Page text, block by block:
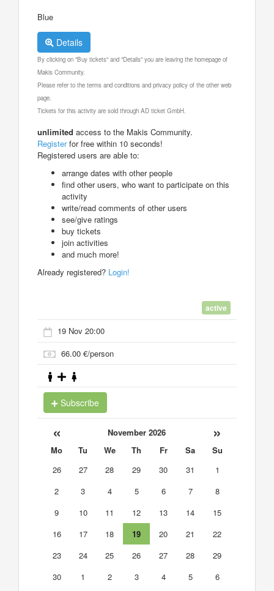
Blue
Details
By clicking on "Buy tickets" and "Details" you are leaving the homepage of
Makis Community.
Please refer to the terms and conditions and privacy policy of the other web
page.
Tickets for this activity are sold through AD ticket GmbH.
unlimited access to the Makis Community.
Registerfor free within 10 seconds!
Registered users are able to:
arrange dates with other people
find other users, who want to participate on this
activity
write/read comments of other users
see/give ratings
buy tickets
join activities
and much more!
Already registered? Login!
active
19 Nov 20:00
66.00 €/person
Subscribe
« November 2026 »
Mo Tu We Th Fr Sa
Su
26
27 28 29 30 31
1
2
3 4 5 6 7
8
9
10 11 12 13 14
15
16
17 18 19 20 21
22
23
24 25 26 27 28
29
30
1 2 3 4 5 6